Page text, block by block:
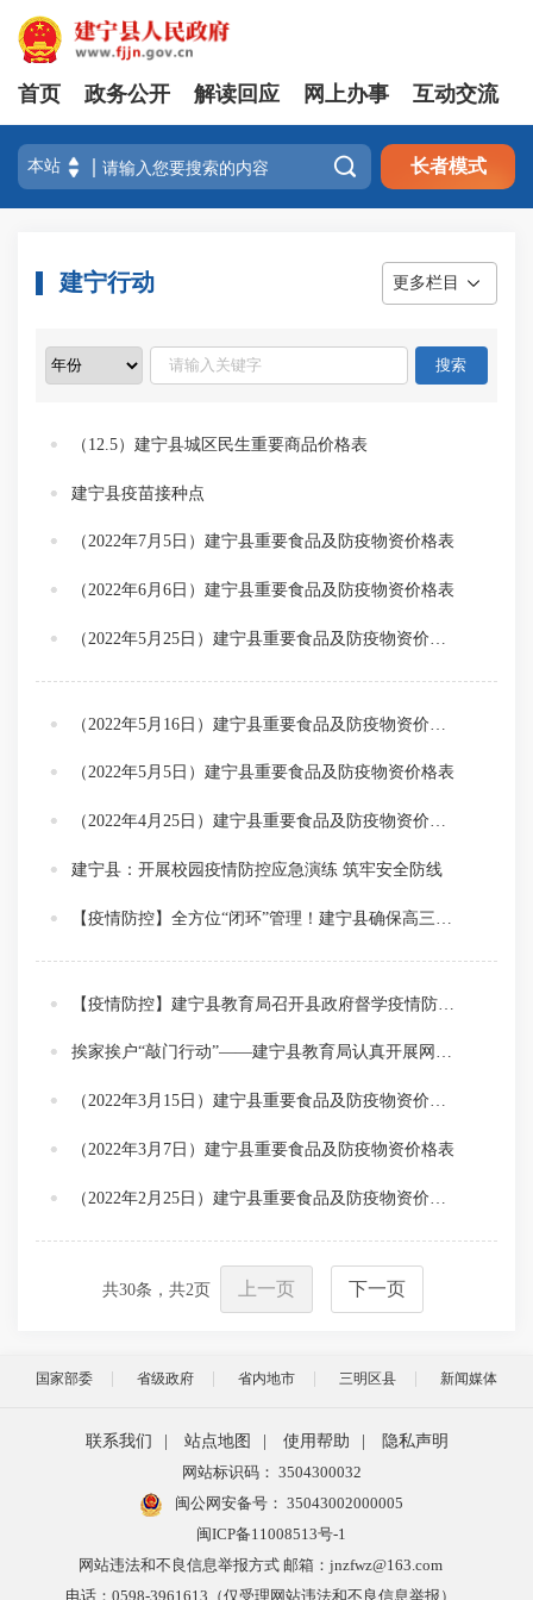
首页 政务公开 解读回应 网上办事 互动交流
 长者模式
建宁行动 更多栏目
（12.5）建宁县城区民生重要商品价格表
建宁县疫苗接种点
（2022年7月5日）建宁县重要食品及防疫物资价格表
（2022年6月6日）建宁县重要食品及防疫物资价格表
（2022年5月5日）建宁县重要食品及防疫物资价格表
（2022年4月25日）建宁县重要食品及防疫物资价格表
建宁县：开展校园疫情防控应急演练 筑牢安全防线
挨家挨户“敲门行动”——建宁县教育局认真开展网格化摸排工作
（2022年3月15日）建宁县重要食品及防疫物资价格表
（2022年3月7日）建宁县重要食品及防疫物资价格表
共30条，共2页 上一页 下一页
国家部委 省级政府 省内地市 三明区县 新闻媒体
联系我们 | 站点地图 | 使用帮助 |
隐私声明
网站标识码： 3504300032
闽公网安备号： 35043002000005
闽ICP备11008513号-1
网站违法和不良信息举报方式 邮箱：jnzfwz@163.com
电话：0598-3961613（仅受理网站违法和不良信息举报）